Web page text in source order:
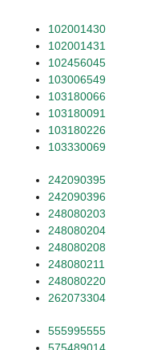
102001430
102001431
102456045
103006549
103180066
103180091
103180226
103330069
242090395
242090396
248080203
248080204
248080208
248080211
248080220
262073304
555995555